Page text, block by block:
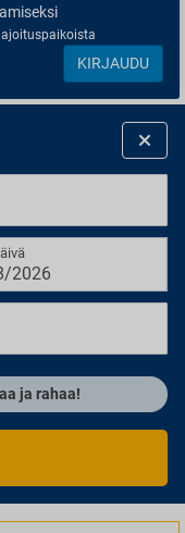
KIRJAUDU
2026
ja rahaa!